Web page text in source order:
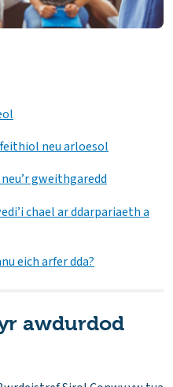
neu arloesol
gweithgaredd
chael ar ddarpariaeth a
eich arfer dda?
awdurdod